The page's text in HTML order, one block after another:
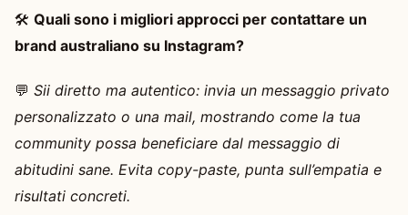
🛠️ Quali sono i migliori approcci per contattare un
brand australiano su Instagram?
💬 Sii diretto ma autentico: invia un messaggio privato
personalizzato o una mail, mostrando come la tua
community possa beneficiare dal messaggio di
abitudini sane. Evita copy-paste, punta sull’empatia e
risultati concreti.